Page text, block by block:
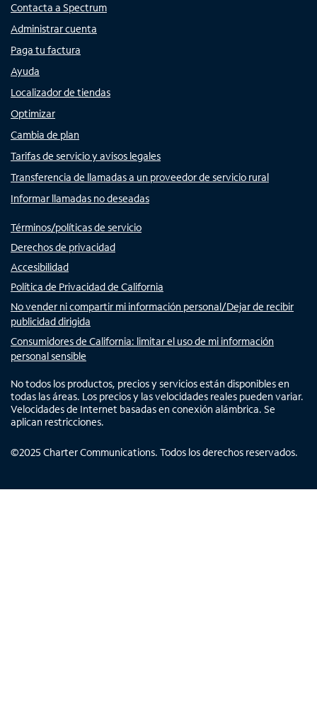
Contacta a Spectrum
Administrar cuenta
Paga tu factura
Ayuda
Localizador de tiendas
Optimizar
Cambia de plan
Tarifas de servicio y avisos legales
Transferencia de llamadas a un proveedor de servicio rural
Informar llamadas no deseadas
Términos/políticas de servicio
Derechos de privacidad
Accesibilidad
Política de Privacidad de California
No vender ni compartir mi información personal/Dejar de recibir
publicidad dirigida
Consumidores de California: limitar el uso de mi información
personal sensible
No todos los productos, precios y servicios están disponibles en
todas las áreas. Los precios y las velocidades reales pueden variar.
Velocidades de Internet basadas en conexión alámbrica. Se
aplican restricciones.
©2025 Charter Communications. Todos los derechos reservados.